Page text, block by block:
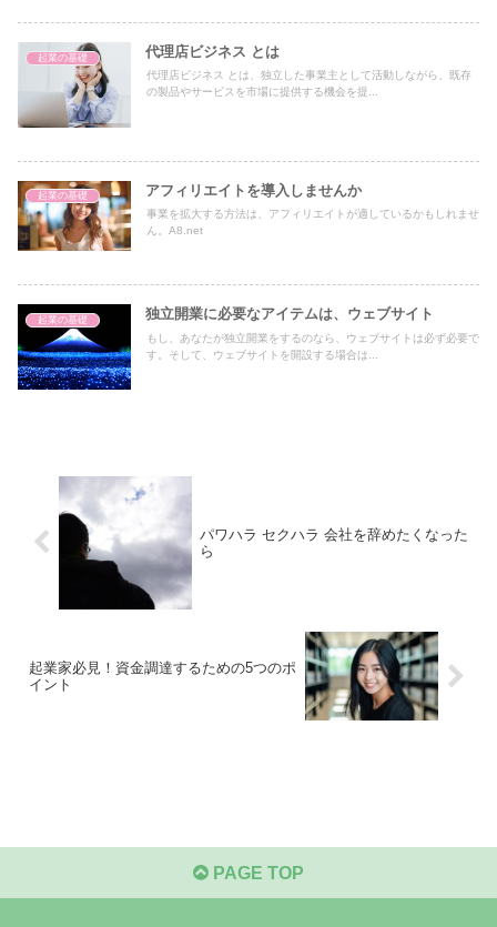
起業の基礎 代理店ビジネス とは
代理店ビジネス とは、独立した事業主として活動しながら、既存
の製品やサービスを市場に提供する機会を提...
起業の基礎 アフィリエイトを導入しませんか
事業を拡大する方法は、アフィリエイトが適しているかもしれませ
ん。A8.net
起業の基礎 独立開業に必要なアイテムは、ウェブサイト
もし、あなたが独立開業をするのなら、ウェブサイトは必ず必要で
す。そして、ウェブサイトを開設する場合は...
パワハラ セクハラ 会社を辞めたくなった
ら
起業家必見！資金調達するための5つのポ
イント
PAGE TOP